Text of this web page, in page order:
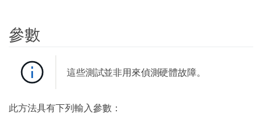
參數
這些測試並非用來偵測硬體故障。
此方法具有下列輸入參數：